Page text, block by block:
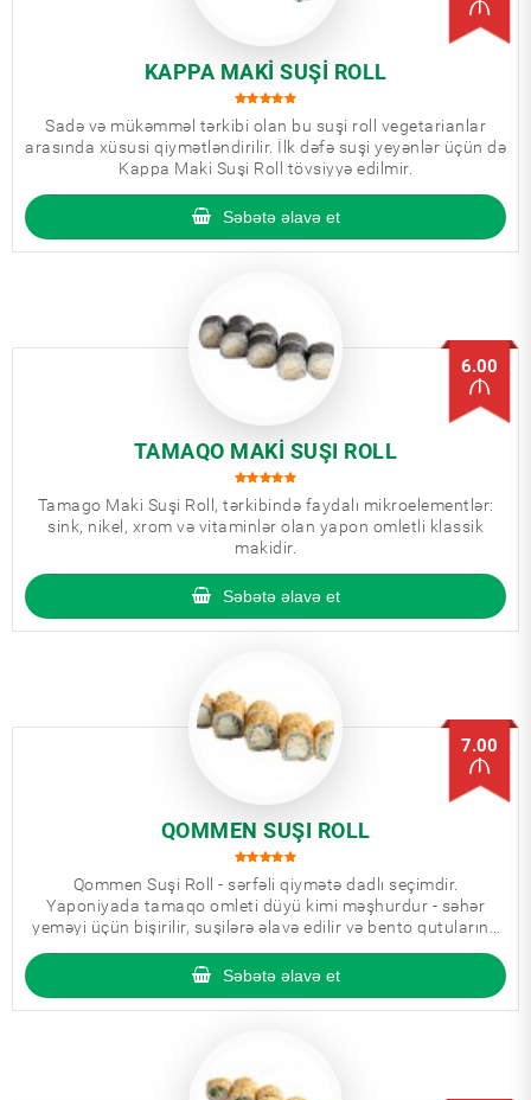
KAPPA MAKI SUŞI ROLL
Sadə və mükəmməl tərkibi olan bu suşi roll vegetarianlar
arasında xüsusi qiymətləndirilir. İlk dəfə suşi yeyənlər üçün də
Kappa Maki Suşi Roll tövsiyyə edilmir.
Səbətə əlavə et
TAMAQO MAKI SUŞI ROLL
6.00
Tamago Maki Suşi Roll, tərkibində faydalı mikroelementlər:
sink, nikel, xrom və vitaminlər olan yapon omletli klassik
makidir.
Səbətə əlavə et
QOMMEN SUŞI ROLL
7.00
Qommen Suşi Roll - sərfəli qiymətə dadlı seçimdir.
Yaponiyada tamaqo omleti düyü kimi məşhurdur - səhər
yeməyi üçün bişirilir, suşilərə əlavə edilir və bento qutularına
Səbətə əlavə et